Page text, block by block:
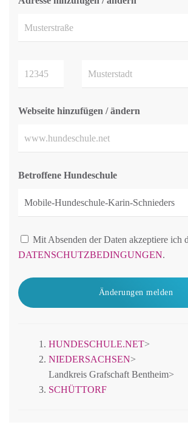
Webseite hinzufügen / ändern
Betroffene Hundeschule
Mit Absenden der Daten akzeptiere ich
DATENSCHUTZBEDINGUNGEN.
Änderungen melden
HUNDESCHULE.NET>
NIEDERSACHSEN>
Landkreis Grafschaft Bentheim>
SCHÜTTORF